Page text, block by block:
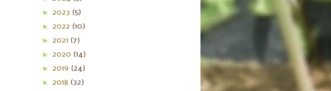
► 2023 (5)
► 2022 (10)
► 2021 (7)
► 2020 (14)
► 2019 (24)
► 2018 (32)